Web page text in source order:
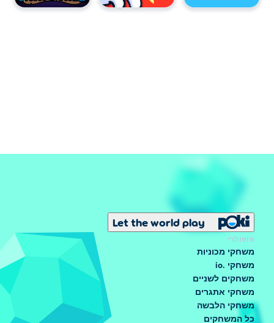
Let the world play
פופולרי
משחקי מכוניות
משחקי .io
משחקים לשניים
משחקי אתגרים
משחקי הלבשה
כל המשחקים